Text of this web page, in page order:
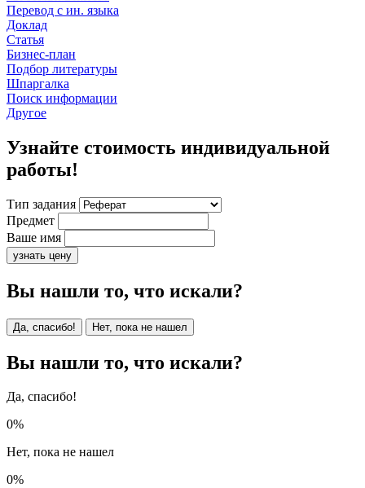
Перевод с ин. языка
Доклад
Статья
Бизнес-план
Подбор литературы
Шпаргалка
Поиск информации
Другое
Узнайте стоимость индивидуальной
работы!
Тип задания
Предмет
Ваше имя
узнать цену
Вы нашли то, что искали?
Да, спасибо! Нет, пока не нашел
Вы нашли то, что искали?
Да, спасибо!
0%
Нет, пока не нашел
0%